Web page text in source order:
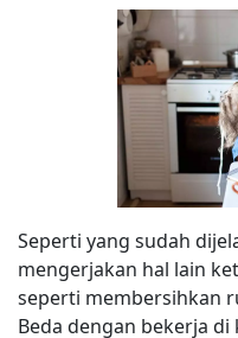
Seperti yang sudah
mengerjakan hal lain
seperti membersihkan
Beda dengan bekerja